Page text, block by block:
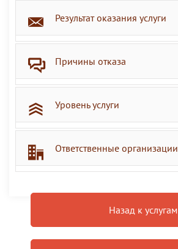
Результат оказания услуги
Причины отказа
Уровень услуги
Ответственные организации
Назад к услугам